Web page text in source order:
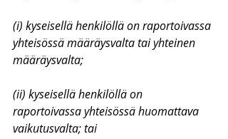
(i) kyseisellä henkilöllä on raportoivassa
yhteisössä määräysvalta tai yhteinen
määräysvalta;
(ii) kyseisellä henkilöllä on
raportoivassa yhteisössä huomattava
vaikutusvalta; tai